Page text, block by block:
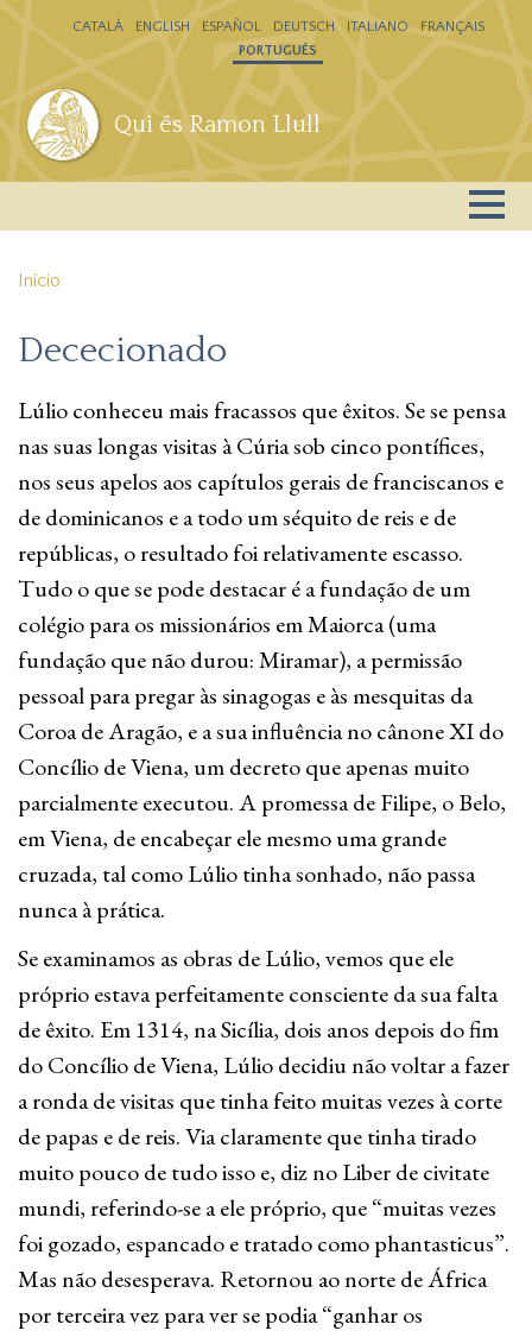
Passar para o conteúdo principal
Qui és Ramon Llull
CATALÁ ENGLISH ESPAÑOL DEUTSCH ITALIANO
FRANÇAIS
PORTUGUÊS
Início
Dececionado
Lúlio conheceu mais fracassos que êxitos. Se se pensa
nas suas longas visitas à Cúria sob cinco pontífices,
nos seus apelos aos capítulos gerais de franciscanos e
de dominicanos e a todo um séquito de reis e de
repúblicas, o resultado foi relativamente escasso.
Tudo o que se pode destacar é a fundação de um
colégio para os missionários em Maiorca (uma
fundação que não durou: Miramar), a permissão
pessoal para pregar às sinagogas e às mesquitas da
Coroa de Aragão, e a sua influência no cânone XI do
Concílio de Viena, um decreto que apenas muito
parcialmente executou. A promessa de Filipe, o Belo,
em Viena, de encabeçar ele mesmo uma grande
cruzada, tal como Lúlio tinha sonhado, não passa
nunca à prática.
Se examinamos as obras de Lúlio, vemos que ele
próprio estava perfeitamente consciente da sua falta
de êxito. Em 1314, na Sicília, dois anos depois do fim
do Concílio de Viena, Lúlio decidiu não voltar a fazer
a ronda de visitas que tinha feito muitas vezes à corte
de papas e de reis. Via claramente que tinha tirado
muito pouco de tudo isso e, diz no Liber de civitate
mundi, referindo-se a ele próprio, que “muitas vezes
foi gozado, espancado e tratado como phantasticus”.
Mas não desesperava. Retornou ao norte de África
por terceira vez para ver se podia “ganhar os